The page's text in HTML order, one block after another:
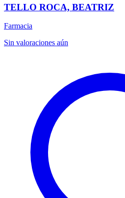
TELLO ROCA, BEATRIZ
Farmacia
Sin valoraciones aún